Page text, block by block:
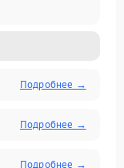
Подробнее →
Подробнее →
Подробнее →